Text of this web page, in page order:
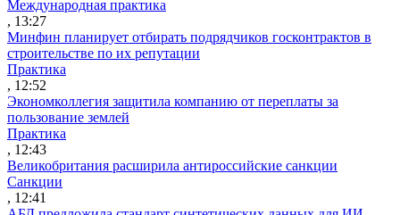
Международная практика
, 13:27
Минфин планирует отбирать подрядчиков госконтрактов в
строительстве по их репутации
Практика
, 12:52
Экономколлегия защитила компанию от переплаты за
пользование землей
Практика
, 12:43
Великобритания расширила антироссийские санкции
Санкции
, 12:41